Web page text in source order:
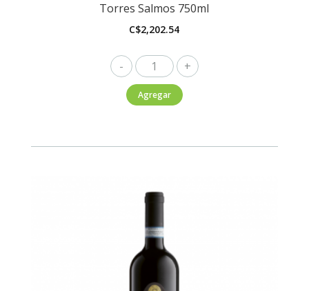
Torres Salmos 750ml
C$2,202.54
Torres
Salmos
750ml
Agregar